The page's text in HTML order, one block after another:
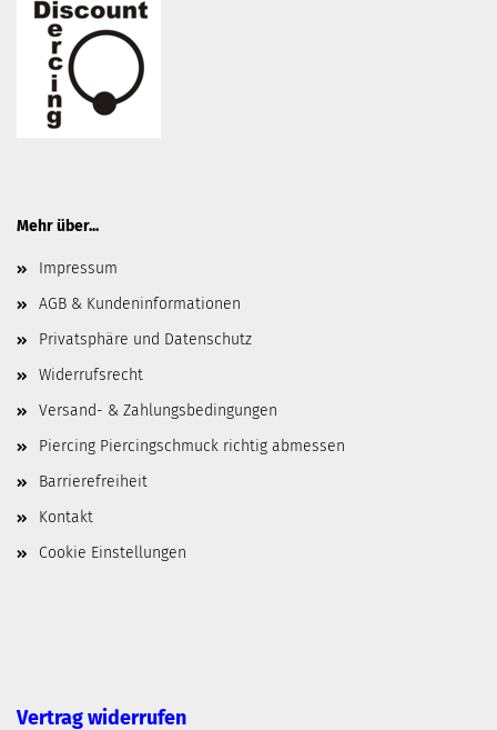
Mehr über...
Impressum
AGB & Kundeninformationen
Privatsphäre und Datenschutz
Widerrufsrecht
Versand- & Zahlungsbedingungen
Piercing Piercingschmuck richtig abmessen
Barrierefreiheit
Kontakt
Cookie Einstellungen
Vertrag widerrufen